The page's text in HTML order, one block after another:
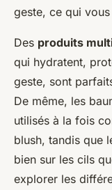
geste, ce qui
Des produits
qui hydratent,
geste, sont
De même, les
utilisés à la fois
blush, tandis que
bien sur les cils
explorer les